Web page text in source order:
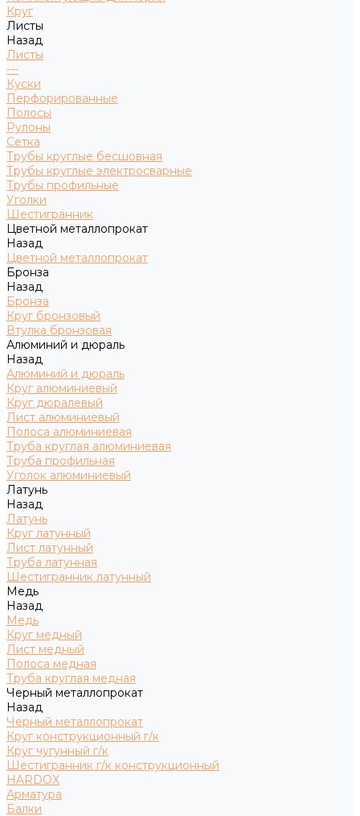
Круг
Листы
Назад
Листы
---
Куски
Перфорированные
Полосы
Рулоны
Сетка
Трубы круглые бесшовная
Трубы круглые электросварные
Трубы профильные
Уголки
Шестигранник
Цветной металлопрокат
Назад
Цветной металлопрокат
Бронза
Назад
Бронза
Круг бронзовый
Втулка бронзовая
Алюминий и дюраль
Назад
Алюминий и дюраль
Круг алюминиевый
Круг дюралевый
Лист алюминиевый
Полоса алюминиевая
Труба круглая алюминиевая
Труба профильная
Уголок алюминиевый
Латунь
Назад
Латунь
Круг латунный
Лист латунный
Труба латунная
Шестигранник латунный
Медь
Назад
Медь
Круг медный
Лист медный
Полоса медная
Труба круглая медная
Черный металлопрокат
Назад
Черный металлопрокат
Круг конструкционный г/к
Круг чугунный г/к
Шестигранник г/к конструкционный
HARDOX
Арматура
Балки